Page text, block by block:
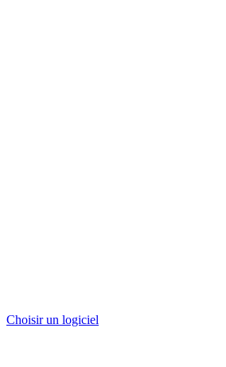
Choisir un logiciel